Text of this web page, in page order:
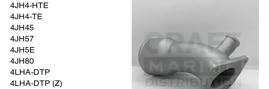
4JH4-HTE
4JH4-TE
4JH45
4JH57
4JH5E
4JH80
4LHA-DTP
4LHA-DTP (Z)